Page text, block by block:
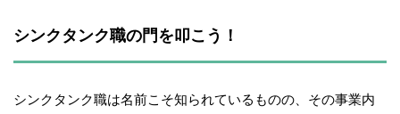
シンクタンク職の門を叩こう！
シンクタンク職は名前こそ知られているものの、その事業内